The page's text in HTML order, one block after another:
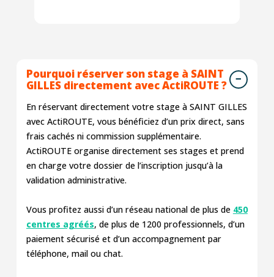
Pourquoi réserver son stage à SAINT
GILLES directement avec ActiROUTE ?
En réservant directement votre stage à SAINT GILLES
avec ActiROUTE, vous bénéficiez d’un prix direct, sans
frais cachés ni commission supplémentaire.
ActiROUTE organise directement ses stages et prend
en charge votre dossier de l’inscription jusqu’à la
validation administrative.
Vous profitez aussi d’un réseau national de plus de 450
centres agréés, de plus de 1200 professionnels, d’un
paiement sécurisé et d’un accompagnement par
téléphone, mail ou chat.